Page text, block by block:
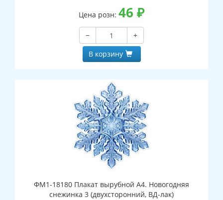
Цена розн: 46 ₽
−
+
В корзину
ФМ1-18180 Плакат вырубной А4. Новогодняя
снежинка 3 (двухсторонний, ВД-лак)